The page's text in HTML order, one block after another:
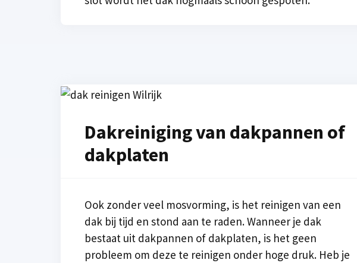
Dakreiniging van dakpannen of
dakplaten
Ook zonder veel mosvorming, is het reinigen van een
dak bij tijd en stond aan te raden. Wanneer je dak
bestaat uit dakpannen of dakplaten, is het geen
probleem om deze te reinigen onder hoge druk. Heb je